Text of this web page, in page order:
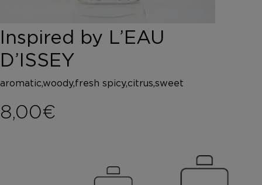
HOROMIA
SPECIAL OFFERS
ΚΑΛΑΘΙ
Inspired by L’EAU
D’ISSEY
aromatic,woody,fresh spicy,citrus,sweet
8,00€